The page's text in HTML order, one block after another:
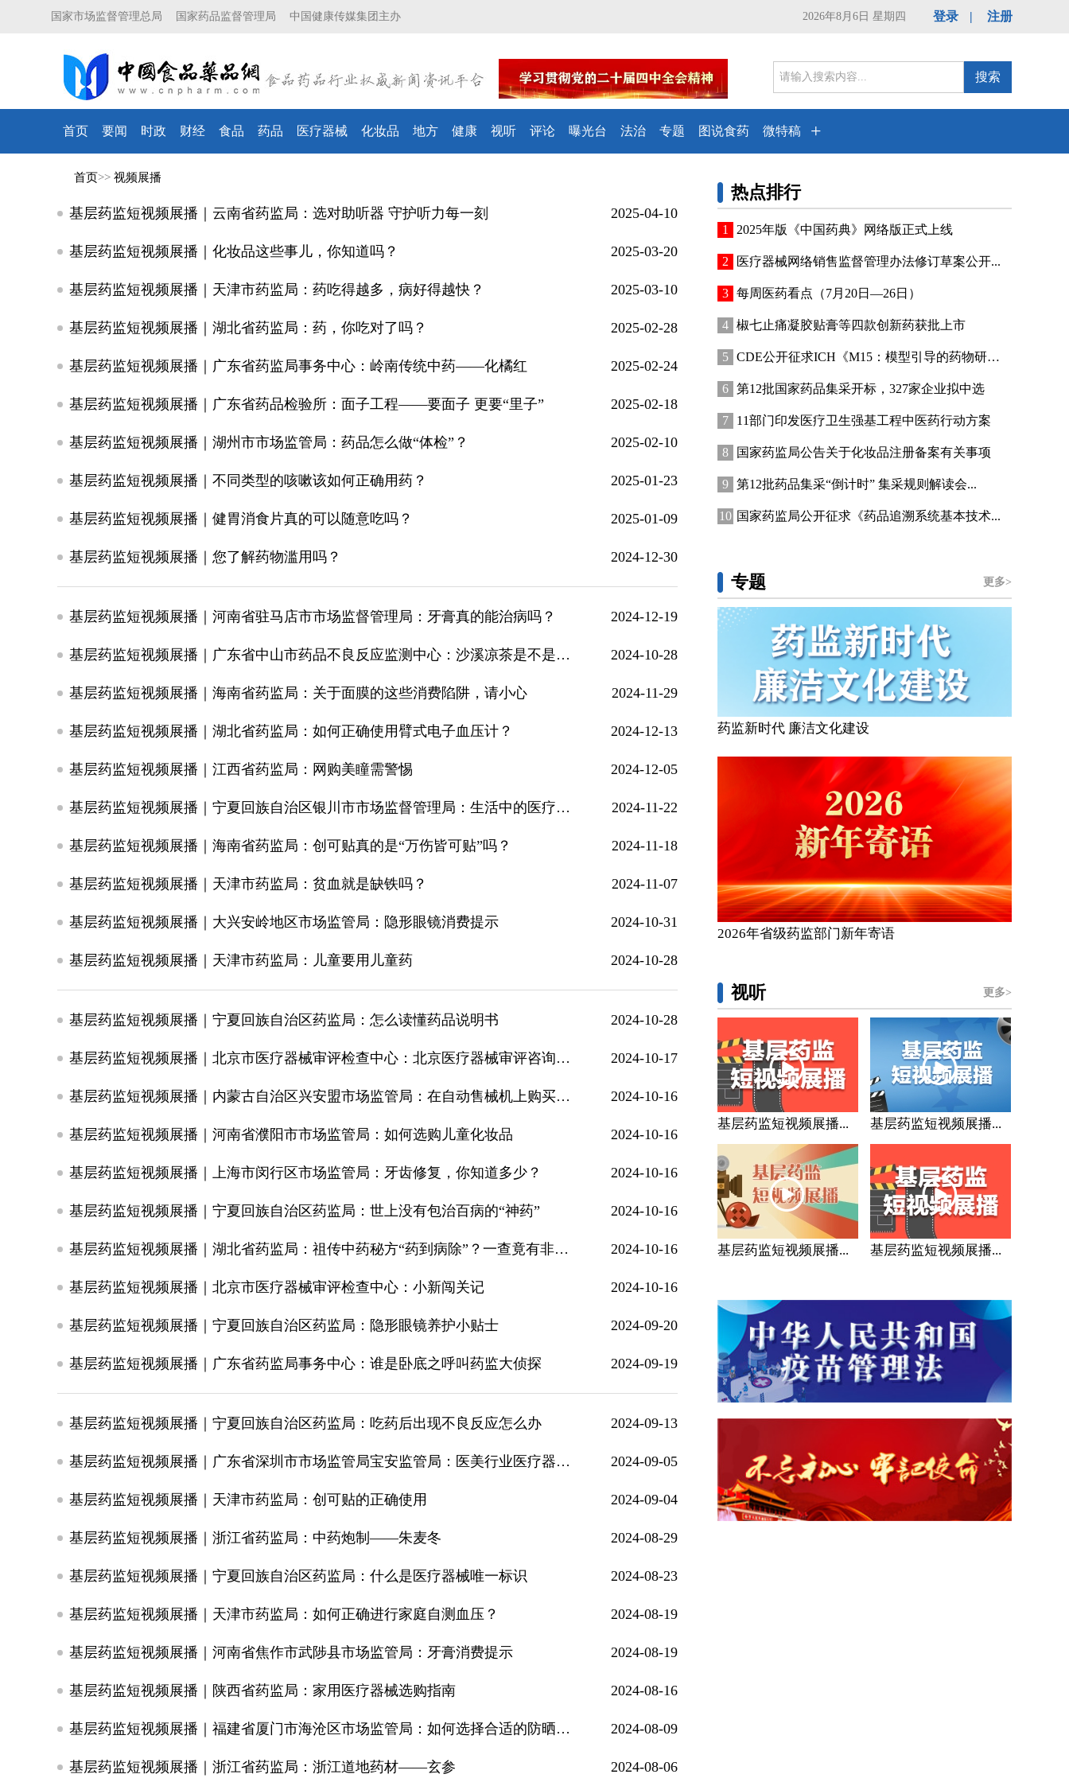
国家市场监督管理总局 国家药品监督管理局 中国健康传媒集团主办 登录 | 注册
2026年8月6日 星期四
搜索
首页 要闻 时政 财经 食品 药品 医疗器械 化妆品 地方 健康 视听 评论 曝光台 法治 专题 图说食药 微特稿 +
首页>> 视频展播
基层药监短视频展播｜云南省药监局：选对助听器 守护听力每一刻 2025-04-10
基层药监短视频展播｜化妆品这些事儿，你知道吗？ 2025-03-20
基层药监短视频展播｜天津市药监局：药吃得越多，病好得越快？ 2025-03-10
基层药监短视频展播｜湖北省药监局：药，你吃对了吗？ 2025-02-28
基层药监短视频展播｜广东省药监局事务中心：岭南传统中药——化橘红 2025-02-24
基层药监短视频展播｜广东省药品检验所：面子工程——要面子 更要“里子” 2025-02-18
基层药监短视频展播｜湖州市市场监管局：药品怎么做“体检”？ 2025-02-10
基层药监短视频展播｜不同类型的咳嗽该如何正确用药？ 2025-01-23
基层药监短视频展播｜健胃消食片真的可以随意吃吗？ 2025-01-09
基层药监短视频展播｜您了解药物滥用吗？ 2024-12-30
基层药监短视频展播｜河南省驻马店市市场监督管理局：牙膏真的能治病吗？ 2024-12-19
基层药监短视频展播｜广东省中山市药品不良反应监测中心：沙溪凉茶是不是茶？ 2024-10-28
基层药监短视频展播｜海南省药监局：关于面膜的这些消费陷阱，请小心 2024-11-29
基层药监短视频展播｜湖北省药监局：如何正确使用臂式电子血压计？ 2024-12-13
基层药监短视频展播｜江西省药监局：网购美瞳需警惕 2024-12-05
基层药监短视频展播｜宁夏回族自治区银川市市场监督管理局：生活中的医疗器械有哪些？ 2024-11-22
基层药监短视频展播｜海南省药监局：创可贴真的是“万伤皆可贴”吗？ 2024-11-18
基层药监短视频展播｜天津市药监局：贫血就是缺铁吗？ 2024-11-07
基层药监短视频展播｜大兴安岭地区市场监管局：隐形眼镜消费提示 2024-10-31
基层药监短视频展播｜天津市药监局：儿童要用儿童药 2024-10-28
基层药监短视频展播｜宁夏回族自治区药监局：怎么读懂药品说明书 2024-10-28
基层药监短视频展播｜北京市医疗器械审评检查中心：北京医疗器械审评咨询和预约系统引领服务企业新行风 2024-10-17
基层药监短视频展播｜内蒙古自治区兴安盟市场监管局：在自动售械机上购买医疗器械额需要注意什么 2024-10-16
基层药监短视频展播｜河南省濮阳市市场监管局：如何选购儿童化妆品 2024-10-16
基层药监短视频展播｜上海市闵行区市场监管局：牙齿修复，你知道多少？ 2024-10-16
基层药监短视频展播｜宁夏回族自治区药监局：世上没有包治百病的“神药” 2024-10-16
基层药监短视频展播｜湖北省药监局：祖传中药秘方“药到病除”？一查竟有非法添加 2024-10-16
基层药监短视频展播｜北京市医疗器械审评检查中心：小新闯关记 2024-10-16
基层药监短视频展播｜宁夏回族自治区药监局：隐形眼镜养护小贴士 2024-09-20
基层药监短视频展播｜广东省药监局事务中心：谁是卧底之呼叫药监大侦探 2024-09-19
基层药监短视频展播｜宁夏回族自治区药监局：吃药后出现不良反应怎么办 2024-09-13
基层药监短视频展播｜广东省深圳市市场监管局宝安监管局：医美行业医疗器械风险提示 2024-09-05
基层药监短视频展播｜天津市药监局：创可贴的正确使用 2024-09-04
基层药监短视频展播｜浙江省药监局：中药炮制——朱麦冬 2024-08-29
基层药监短视频展播｜宁夏回族自治区药监局：什么是医疗器械唯一标识 2024-08-23
基层药监短视频展播｜天津市药监局：如何正确进行家庭自测血压？ 2024-08-19
基层药监短视频展播｜河南省焦作市武陟县市场监管局：牙膏消费提示 2024-08-19
基层药监短视频展播｜陕西省药监局：家用医疗器械选购指南 2024-08-16
基层药监短视频展播｜福建省厦门市海沧区市场监管局：如何选择合适的防晒化妆品？ 2024-08-09
基层药监短视频展播｜浙江省药监局：浙江道地药材——玄参 2024-08-06
热点排行
2025年版《中国药典》网络版正式上线
医疗器械网络销售监督管理办法修订草案公开...
每周医药看点（7月20日—26日）
椒七止痛凝胶贴膏等四款创新药获批上市
CDE公开征求ICH《M15：模型引导的药物研发...
第12批国家药品集采开标，327家企业拟中选
11部门印发医疗卫生强基工程中医药行动方案
国家药监局公告关于化妆品注册备案有关事项
第12批药品集采“倒计时” 集采规则解读会...
国家药监局公开征求《药品追溯系统基本技术...
专题 更多>
药监新时代 廉洁文化建设
2026年省级药监部门新年寄语
视听 更多>
基层药监短视频展播... 基层药监短视频展播...
基层药监短视频展播... 基层药监短视频展播...